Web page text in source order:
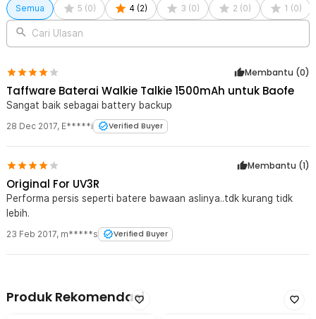
Semua 5 (0) 4 (2) 3 (0) 2 (0) 1 (0)
Cari Ulasan
Membantu (0)
Taffware Baterai Walkie Talkie 1500mAh untuk Baofe
Sangat baik sebagai battery backup
28 Dec 2017, E*****i Verified Buyer
Membantu (1)
Original For UV3R
Performa persis seperti batere bawaan aslinya..tdk kurang tidk
lebih.
23 Feb 2017, m*****s Verified Buyer
Produk Rekomendasi